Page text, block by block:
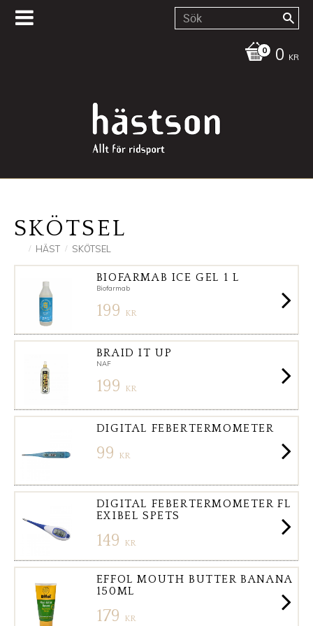
0 KR
SKÖTSEL
HÄST SKÖTSEL
BIOFARMAB ICE GEL 1 L
Biofarmab
199 KR
BRAID IT UP
NAF
199 KR
DIGITAL FEBERTERMOMETER
99 KR
DIGITAL FEBERTERMOMETER FL
EXIBEL SPETS
149 KR
EFFOL MOUTH BUTTER BANANA
150ML
179 KR